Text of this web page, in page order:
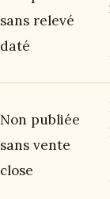
sans relevé
daté
Non publiée
sans vente
close